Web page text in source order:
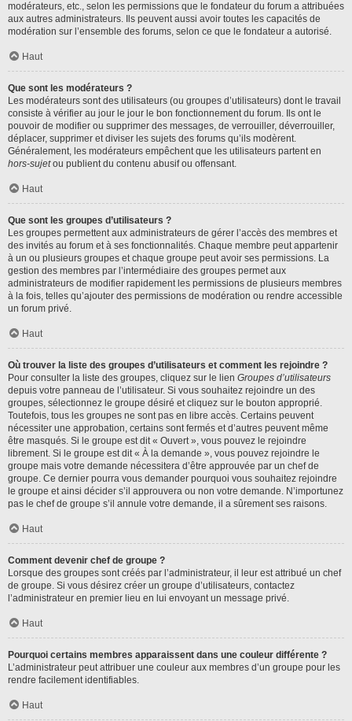
modérateurs, etc., selon les permissions que le fondateur du forum a attribuées
aux autres administrateurs. Ils peuvent aussi avoir toutes les capacités de
modération sur l’ensemble des forums, selon ce que le fondateur a autorisé.
Haut
Que sont les modérateurs ?
Les modérateurs sont des utilisateurs (ou groupes d’utilisateurs) dont le travail
consiste à vérifier au jour le jour le bon fonctionnement du forum. Ils ont le
pouvoir de modifier ou supprimer des messages, de verrouiller, déverrouiller,
déplacer, supprimer et diviser les sujets des forums qu’ils modèrent.
Généralement, les modérateurs empêchent que les utilisateurs partent en
hors-sujetou publient du contenu abusif ou offensant.
Haut
Que sont les groupes d’utilisateurs ?
Les groupes permettent aux administrateurs de gérer l’accès des membres et
des invités au forum et à ses fonctionnalités. Chaque membre peut appartenir
à un ou plusieurs groupes et chaque groupe peut avoir ses permissions. La
gestion des membres par l’intermédiaire des groupes permet aux
administrateurs de modifier rapidement les permissions de plusieurs membres
à la fois, telles qu’ajouter des permissions de modération ou rendre accessible
un forum privé.
Haut
Où trouver la liste des groupes d’utilisateurs et comment les rejoindre ?
Pour consulter la liste des groupes, cliquez sur le lien Groupes d’utilisateurs
depuis votre panneau de l’utilisateur. Si vous souhaitez rejoindre un des
groupes, sélectionnez le groupe désiré et cliquez sur le bouton approprié.
Toutefois, tous les groupes ne sont pas en libre accès. Certains peuvent
nécessiter une approbation, certains sont fermés et d’autres peuvent même
être masqués. Si le groupe est dit « Ouvert », vous pouvez le rejoindre
librement. Si le groupe est dit « À la demande », vous pouvez rejoindre le
groupe mais votre demande nécessitera d’être approuvée par un chef de
groupe. Ce dernier pourra vous demander pourquoi vous souhaitez rejoindre
le groupe et ainsi décider s’il approuvera ou non votre demande. N’importunez
pas le chef de groupe s’il annule votre demande, il a sûrement ses raisons.
Haut
Comment devenir chef de groupe ?
Lorsque des groupes sont créés par l’administrateur, il leur est attribué un chef
de groupe. Si vous désirez créer un groupe d’utilisateurs, contactez
l’administrateur en premier lieu en lui envoyant un message privé.
Haut
Pourquoi certains membres apparaissent dans une couleur différente ?
L’administrateur peut attribuer une couleur aux membres d’un groupe pour les
rendre facilement identifiables.
Haut